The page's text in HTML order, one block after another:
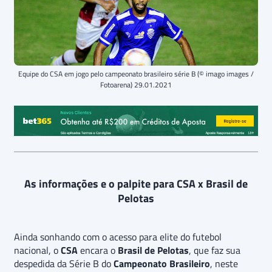
Equipe do CSA em jogo pelo campeonato brasileiro série B (© imago images /
Fotoarena) 29.01.2021
As informações e o palpite para CSA x Brasil de
Pelotas
Ainda sonhando com o acesso para elite do futebol
nacional, oCSAencara o Brasil de Pelotas, que faz sua
despedida da Série B doCampeonato Brasileiro, neste